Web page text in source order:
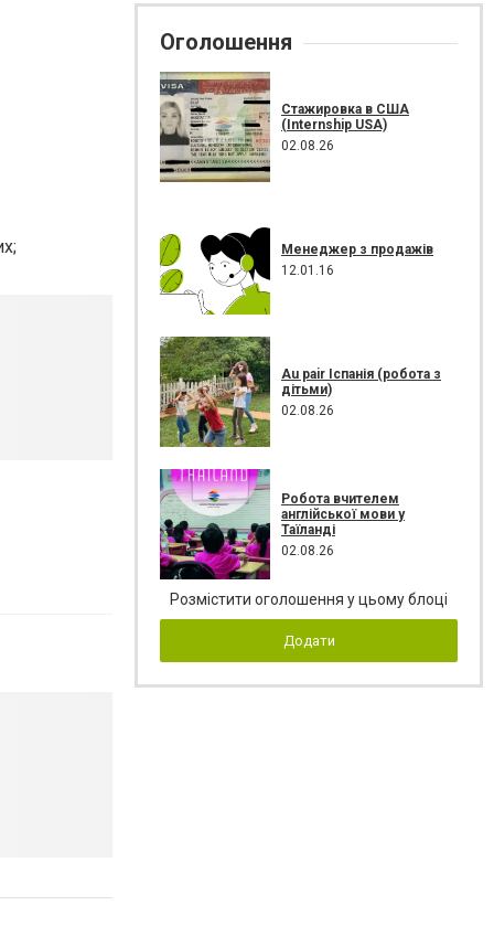
Оголошення
Стажировка в США
(Internship USA)
02.08.26
Менеджер з продажів
12.01.16
Au pair Іспанія (робота з
дітьми)
02.08.26
Робота вчителем
англійської мови у
Таїланді
02.08.26
Розмістити оголошення у цьому блоці
Додати